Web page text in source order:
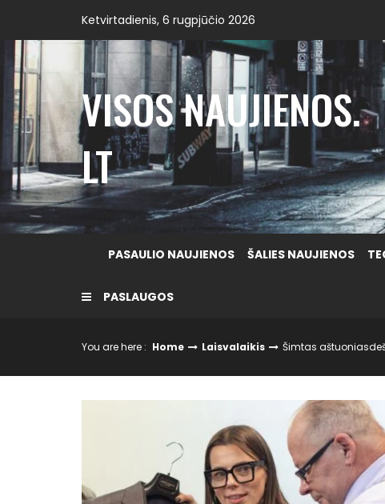
content
Ketvirtadienis, 6 rugpjūčio 2026
VISOS NAUJIENOS.
LT
PASAULIO NAUJIENOS ŠALIES NAUJIENOS
PASLAUGOS
You are here : Home Laisvalaikis Šimtas